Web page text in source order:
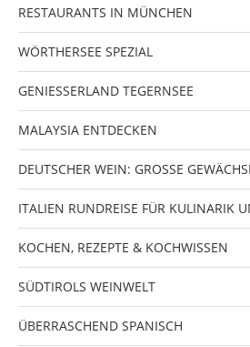
RESTAURANTS IN MÜNCHEN
WÖRTHERSEE SPEZIAL
GENIESSERLAND TEGERNSEE
MALAYSIA ENTDECKEN
DEUTSCHER WEIN: GROSSE
ITALIEN RUNDREISE FÜR KULINARIK
KOCHEN, REZEPTE & KOCHWISSEN
SÜDTIROLS WEINWELT
ÜBERRASCHEND SPANISCH